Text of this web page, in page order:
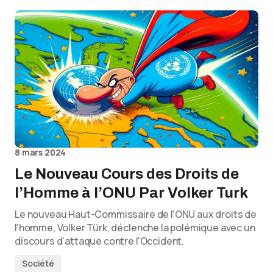
8 mars 2024
Le Nouveau Cours des Droits de
l’Homme à l’ONU Par Volker Turk
Le nouveau Haut-Commissaire de l'ONU aux droits de
l'homme, Volker Türk, déclenche la polémique avec un
discours d'attaque contre l'Occident.
Société